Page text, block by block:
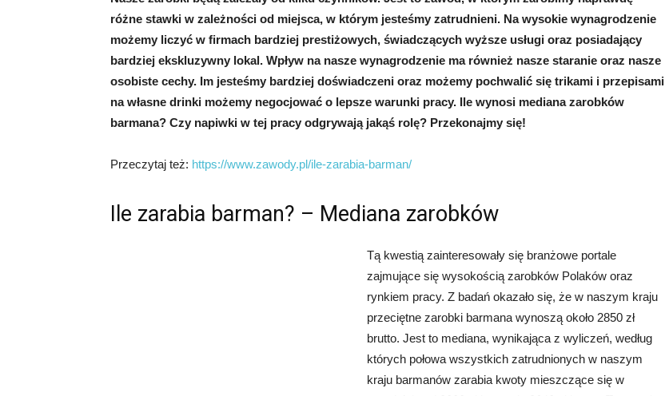
różne stawki w zależności od miejsca, w którym jesteśmy zatrudnieni. Na wysokie wynagrodzenie
możemy liczyć w firmach bardziej prestiżowych, świadczących wyższe usługi oraz posiadający
bardziej ekskluzywny lokal. Wpływ na nasze wynagrodzenie ma również nasze staranie oraz nasze
osobiste cechy. Im jesteśmy bardziej doświadczeni oraz możemy pochwalić się trikami i przepisami
na własne drinki możemy negocjować o lepsze warunki pracy. Ile wynosi mediana zarobków
barmana? Czy napiwki w tej pracy odgrywają jakąś rolę? Przekonajmy się!
Przeczytaj też: https://www.zawody.pl/ile-zarabia-barman/
Ile zarabia barman? – Mediana zarobków
Tą kwestią zainteresowały się branżowe portale
zajmujące się wysokością zarobków Polaków oraz
rynkiem pracy. Z badań okazało się, że w naszym kraju
przeciętne zarobki barmana wynoszą około 2850 zł
brutto. Jest to mediana, wynikająca z wyliczeń, według
których połowa wszystkich zatrudnionych w naszym
kraju barmanów zarabia kwoty mieszczące się w